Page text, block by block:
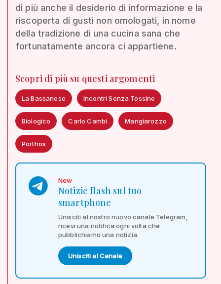
di più anche il desiderio di informazione e la
riscoperta di gusti non omologati, in nome
della tradizione di una cucina sana che
fortunatamente ancora ci appartiene.
Scopri di più su questi argomenti
La Bassanese Incontri Senza Tossine
Biologico Carlo Cambi Mangiarozzo
Porthos
New
Notizie flash sul tuo
smartphone
Unisciti al nostro nuovo canale Telegram,
ricevi una notifica ogni volta che
pubblichiamo una notizia.
Unisciti al Canale